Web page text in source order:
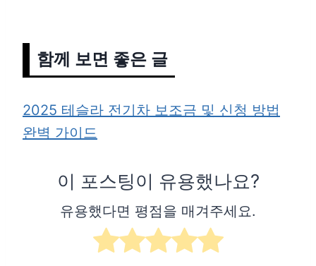
함께 보면 좋은 글
2025 테슬라 전기차 보조금 및 신청 방법
완벽 가이드
이 포스팅이 유용했나요?
유용했다면 평점을 매겨주세요.